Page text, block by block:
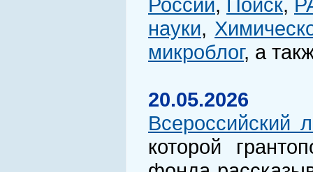
науки,
микроблог, а
20.05.2026
Всероссийский
которой